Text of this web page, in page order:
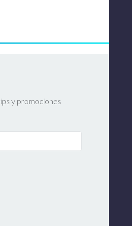
y promociones